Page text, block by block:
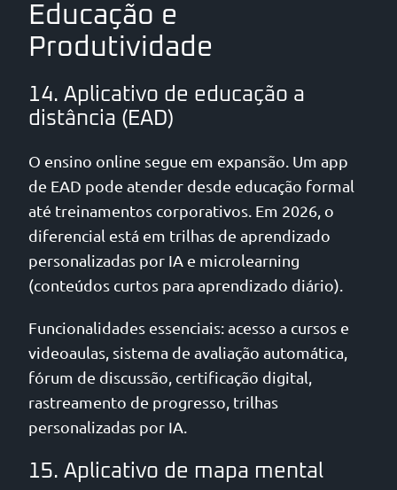
Educação e
Produtividade
14. Aplicativo de educação a
distância (EAD)
O ensino online segue em expansão. Um app
de EAD pode atender desde educação formal
até treinamentos corporativos. Em 2026, o
diferencial está em trilhas de aprendizado
personalizadas por IA e microlearning
(conteúdos curtos para aprendizado diário).
Funcionalidades essenciais: acesso a cursos e
videoaulas, sistema de avaliação automática,
fórum de discussão, certificação digital,
rastreamento de progresso, trilhas
personalizadas por IA.
15. Aplicativo de mapa mental